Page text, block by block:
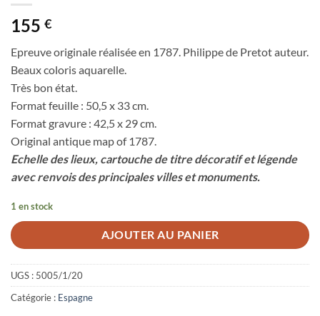
155 €
Epreuve originale réalisée en 1787. Philippe de Pretot auteur.
Beaux coloris aquarelle.
Très bon état.
Format feuille : 50,5 x 33 cm.
Format gravure : 42,5 x 29 cm.
Original antique map of 1787.
Echelle des lieux, cartouche de titre décoratif et légende
avec renvois des principales villes et monuments.
1 en stock
AJOUTER AU PANIER
UGS : 5005/1/20
Catégorie : Espagne